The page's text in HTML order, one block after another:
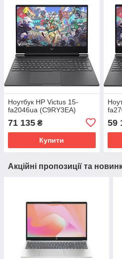
Ноутбук HP Victus 15-
fa2046ua (C9RY3EA)
71 135 ₴
Купити
59
Акційні пропозиції та